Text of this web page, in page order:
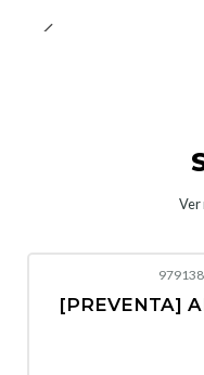
Ver
No disponible
[PREVENTA]